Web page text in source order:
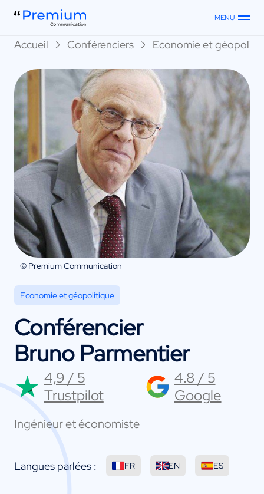
MENU
Accueil Conférenciers Economie et
© Premium Communication
Economie et géopolitique
Conférencier
Bruno Parmentier
4,9 / 5
Trustpilot
4.8 / 5
Google
Ingénieur et économiste
Langues parlées : FR EN ES